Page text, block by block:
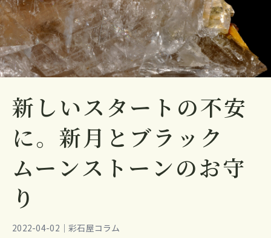
新しいスタートの不安
に。新月とブラック
ムーンストーンのお守
り
2022-04-02｜彩石屋コラム